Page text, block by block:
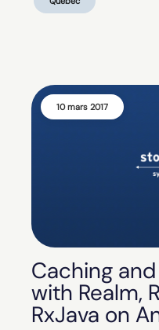
10 mars 2017
Caching
with Realm,
RxJava on